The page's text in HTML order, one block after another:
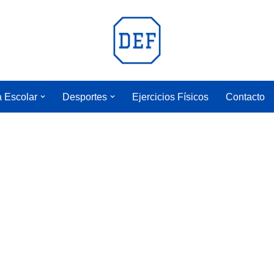
Escolar Desportes Ejercicios Físicos Contacto